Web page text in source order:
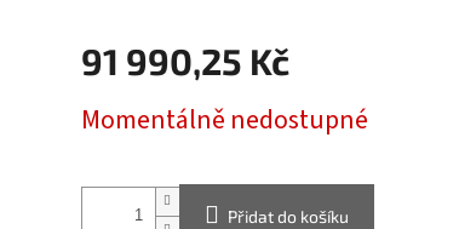
91 990,25 Kč
cena:
Momentálně nedostupné
Přidat do košíku